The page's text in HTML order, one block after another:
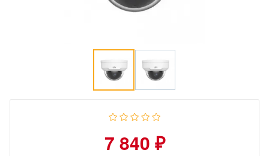
7 840 ₽